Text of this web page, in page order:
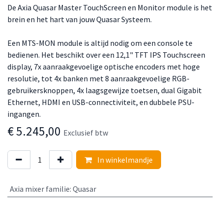
De Axia Quasar Master TouchScreen en Monitor module is het
brein en het hart van jouw Quasar Systeem.
Een MTS-MON module is altijd nodig om een console te
bedienen. Het beschikt over een 12,1" TFT IPS Touchscreen
display, 7x aanraakgevoelige optische encoders met hoge
resolutie, tot 4x banken met 8 aanraakgevoelige RGB-
gebruikersknoppen, 4x laagsgewijze toetsen, dual Gigabit
Ethernet, HDMI en USB-connectiviteit, en dubbele PSU-
ingangen.
€5.245,00 Exclusief btw
In win​kelmandje
Axia mixer familie: Quasar